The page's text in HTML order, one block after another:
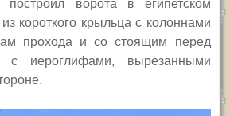
построил ворота в египетском
короткого крыльца с колоннами
прохода и со стоящим перед
с иероглифами, вырезанными